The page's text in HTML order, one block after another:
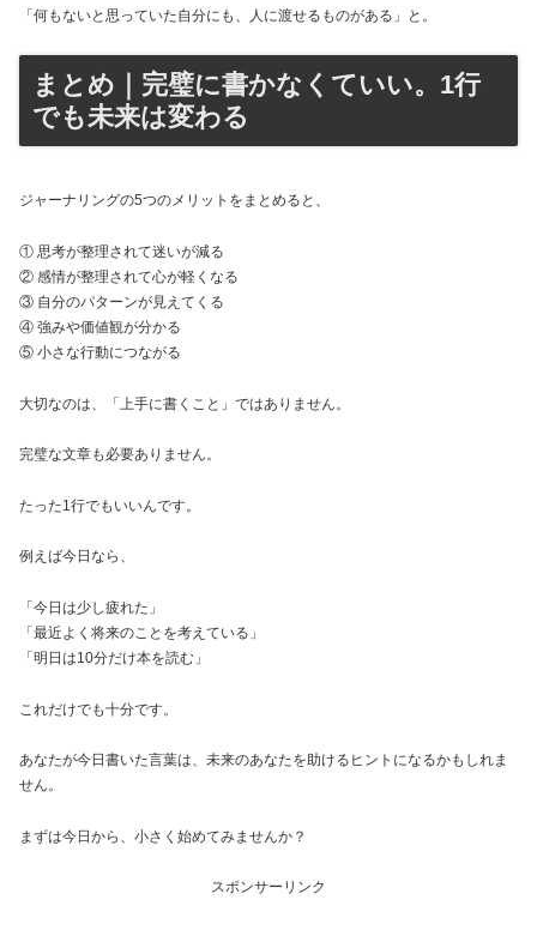
「何もないと思っていた自分にも、人に渡せるものがある」と。
まとめ｜完璧に書かなくていい。1行
でも未来は変わる
ジャーナリングの5つのメリットをまとめると、
① 思考が整理されて迷いが減る
② 感情が整理されて心が軽くなる
③ 自分のパターンが見えてくる
④ 強みや価値観が分かる
⑤ 小さな行動につながる
大切なのは、「上手に書くこと」ではありません。
完璧な文章も必要ありません。
たった1行でもいいんです。
例えば今日なら、
「今日は少し疲れた」
「最近よく将来のことを考えている」
「明日は10分だけ本を読む」
これだけでも十分です。
あなたが今日書いた言葉は、未来のあなたを助けるヒントになるかもしれま
せん。
まずは今日から、小さく始めてみませんか？
スポンサーリンク